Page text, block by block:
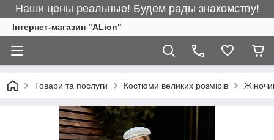
Наши цены реальные! Будем рады знакомству!
Інтернет-магазин "ALіon"
Товари та послуги Костюми великих розмірів